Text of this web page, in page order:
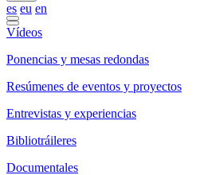
es eu en
Vídeos
Ponencias y mesas redondas
Resúmenes de eventos y proyectos
Entrevistas y experiencias
Bibliotráileres
Documentales